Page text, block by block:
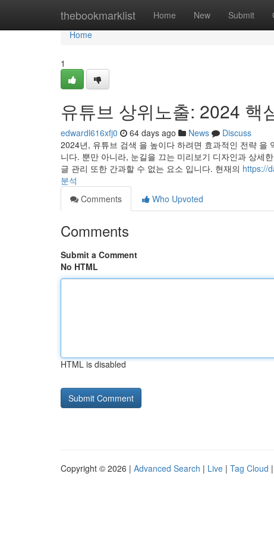
thebookmarklist Home New Submit
Home
Home
1
유튜브 상위노출: 2024 핵
edwardl616xfj0 64 days ago News
Discuss
2024년, 유튜브 검색 을 높이다 하려면 효과적인 전략 을
니다. 뿐만 아니라, 눈길을 끄는 미리보기 디자인과 상세
글 관리 또한 간과할 수 없는 요소 입니다. 현재의 https://
분석
Comments
Who Upvoted
Comments
Submit a Comment
No HTML
HTML is disabled
Copyright © 2026 | Advanced Search | Live | Tag Cloud |